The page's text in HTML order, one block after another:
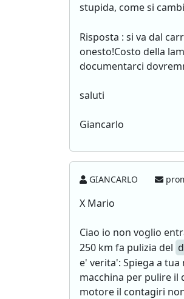
stupida, come si
Risposta : si va dal
onesto!Costo della
documentarci
saluti
Giancarlo
GIANCARLO
X Mario
Ciao io non voglio
250 km fa pulizia del
e' verita': Spiega a
macchina per pulire il
motore il contagiri